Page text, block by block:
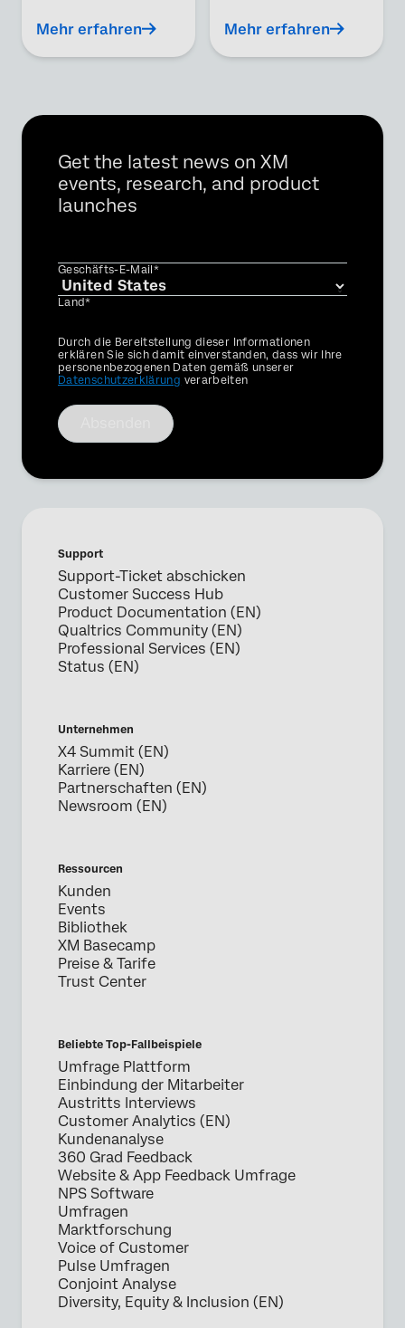
Mehr erfahren Mehr erfahren
Get the latest news on XM
events, research, and product
launches
Geschäfts-E-Mail*
Land*
Privacy
Optin
Durch die Bereitstellung dieser Informationen
erklären Sie sich damit einverstanden, dass wir Ihre
personenbezogenen Daten gemäß unserer
Datenschutzerklärung verarbeiten
Support
Support-Ticket abschicken
Customer Success Hub
Product Documentation (EN)
Qualtrics Community (EN)
Professional Services (EN)
Status (EN)
Unternehmen
X4 Summit (EN)
Karriere (EN)
Partnerschaften (EN)
Newsroom (EN)
Ressourcen
Kunden
Events
Bibliothek
XM Basecamp
Preise & Tarife
Trust Center
Beliebte Top-Fallbeispiele
Umfrage Plattform
Einbindung der Mitarbeiter
Austritts Interviews
Customer Analytics (EN)
Kundenanalyse
360 Grad Feedback
Website & App Feedback Umfrage
NPS Software
Umfragen
Marktforschung
Voice of Customer
Pulse Umfragen
Conjoint Analyse
Diversity, Equity & Inclusion (EN)